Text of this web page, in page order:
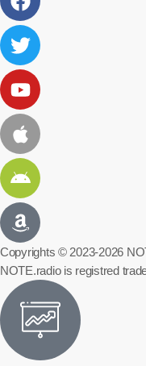
Copyrights © 2023-2026
NOTE.radio is registred